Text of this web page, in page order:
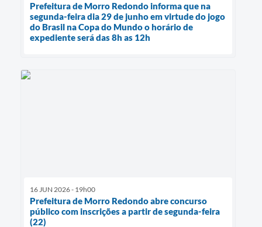
Prefeitura de Morro Redondo informa que na
segunda-feira dia 29 de junho em virtude do jogo
do Brasil na Copa do Mundo o horário de
expediente será das 8h as 12h
16 JUN 2026 - 19h00
Prefeitura de Morro Redondo abre concurso
público com inscrições a partir de segunda-feira
(22)